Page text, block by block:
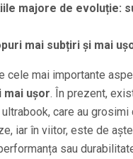
majore de evoluție:
mai subțiri și mai
cele mai importante
mai ușor. În prezent,
care au
iar în viitor, este de
sau